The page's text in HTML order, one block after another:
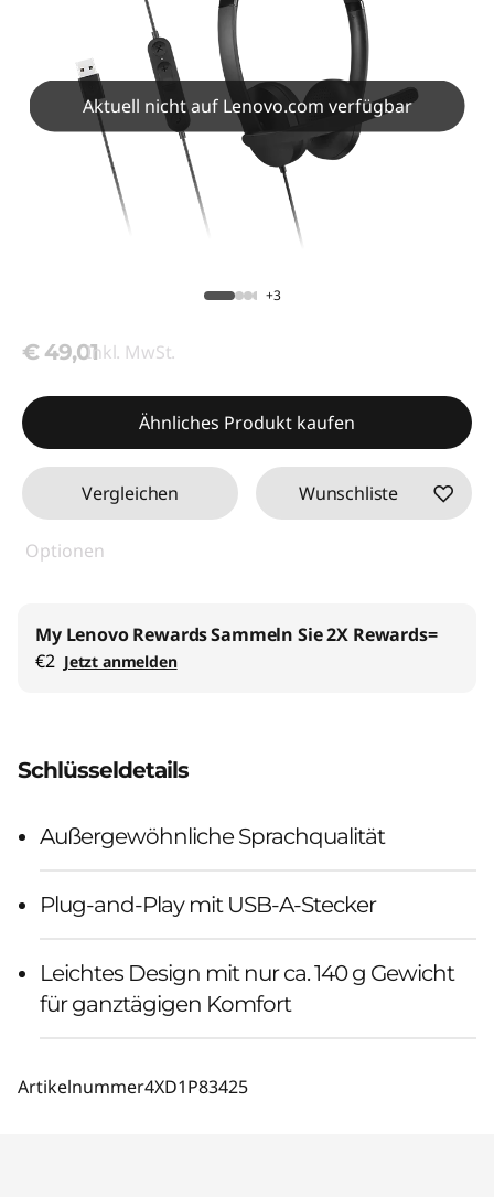
Aktuell nicht auf Lenovo.com verfügbar
+3
€ 49,01Inkl. MwSt.
Ähnliches Produkt kaufen
Vergleichen Wunschliste
Optionen
My Lenovo RewardsSammeln Sie 2X Rewards=
€2 Jetzt anmelden
Schlüsseldetails
Außergewöhnliche Sprachqualität
Plug-and-Play mit USB-A-Stecker
Leichtes Design mit nur ca. 140 g Gewicht
für ganztägigen Komfort
Artikelnummer4XD1P83425